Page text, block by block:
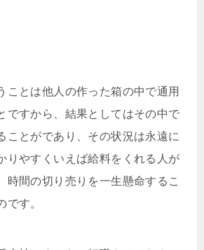
ことは他人の作った箱の中で通用
ですから、結果としてはその中で
ことがであり、その状況は永遠に
りやすくいえば給料をくれる人が
時間の切り売りを一生懸命するこ
です。